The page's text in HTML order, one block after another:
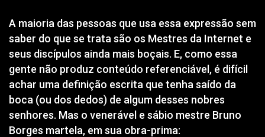
A maioria das pessoas que usa essa expressão sem
saber do que se trata são os Mestres da Internet e
seus discípulos ainda mais boçais. E, como essa
gente não produz conteúdo referenciável, é difícil
achar uma definição escrita que tenha saído da
boca (ou dos dedos) de algum desses nobres
senhores. Mas o venerável e sábio mestre Bruno
Borges martela, em sua obra-prima: